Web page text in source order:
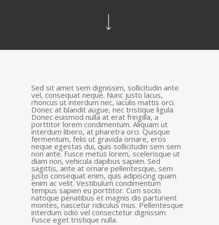
Sed sit amet sem dignissim, sollicitudin ante
vel, consequat neque. Nunc justo lacus,
rhoncus ut interdum nec, iaculis mattis orci.
Donec at blandit augue, nec tristique ligula.
Donec euismod nulla at erat fringilla, a
porttitor lorem condimentum. Aliquam ut
interdum libero, at pharetra orci. Quisque
fermentum, felis ut gravida ornare, eros
neque egestas dui, quis sollicitudin sem sem
non ante. Fusce metus lorem, scelerisque ut
diam non, vehicula dapibus sapien. Sed
sagittis, ante at ornare pellentesque, sem
justo consequat enim, quis adipiscing quam
enim ac velit. Vestibulum condimentum
tempus sapien eu porttitor. Cum sociis
natoque penatibus et magnis dis parturient
montes, nascetur ridiculus mus. Pellentesque
interdum odio vel consectetur dignissim.
Fusce eget tristique nulla.